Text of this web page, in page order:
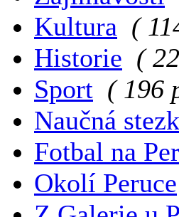
Kultura (
Historie (
Sport ( 196
Naučná
Fotbal na
Okolí Peruce